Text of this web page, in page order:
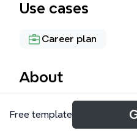
Use cases
Career plan
About
Этот шаблон Личный
представляет собой
Free template